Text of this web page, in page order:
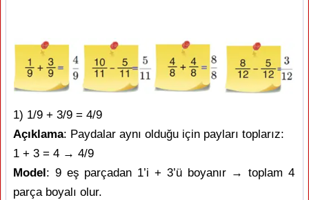
1) 1/9 + 3/9 = 4/9
Açıklama: Paydalar aynı olduğu için payları toplarız:
1 + 3 = 4 → 4/9
Model : 9 eş parçadan 1’i + 3’ü boyanır → toplam 4
parça boyalı olur.